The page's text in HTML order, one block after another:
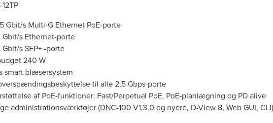
Gbit/s Multi-G Ethernet PoE-porte
Gbit/s Ethernet-porte
Gbit/s SFP+ -porte
240 W
smart blæsersystem
til alle 2,5 Gbps-porte
af PoE-funktioner: Fast/Perpetual PoE, PoE-planlægning og PD alive
administrationsværktøjer (DNC-100 V1.3.0 og nyere, D-View 8, Web GUI, CLI)